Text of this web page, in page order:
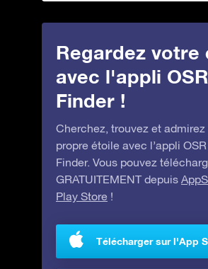
Regardez votre
avec l'appli
Finder !
Cherchez, trouvez et admirez
propre étoile avec l’appli
Finder. Vous pouvez
GRATUITEMENT depuis
Play Store !
Télécharger sur l'App